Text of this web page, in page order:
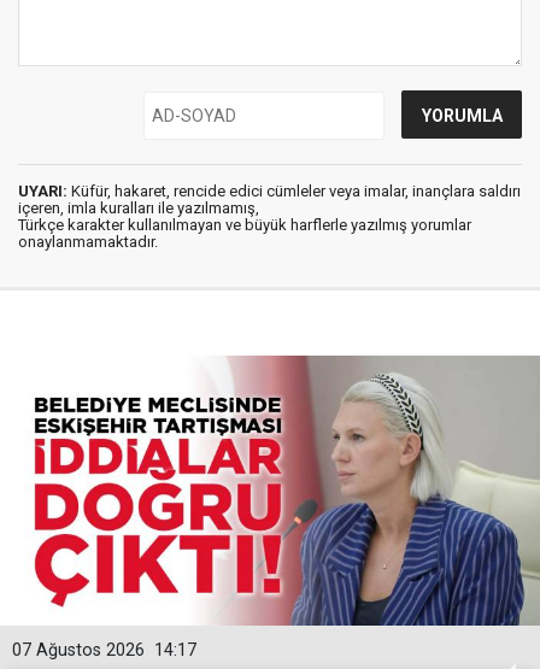
UYARI: Küfür, hakaret, rencide edici cümleler veya imalar, inançlara saldırı
içeren, imla kuralları ile yazılmamış,
Türkçe karakter kullanılmayan ve büyük harflerle yazılmış yorumlar
onaylanmamaktadır.
14:17
07 Ağustos 2026